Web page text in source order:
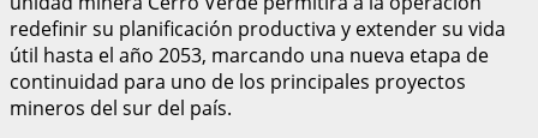
redefinir su planificación productiva y extender su vida
útil hasta el año 2053, marcando una nueva etapa de
continuidad para uno de los principales proyectos
mineros del sur del país.